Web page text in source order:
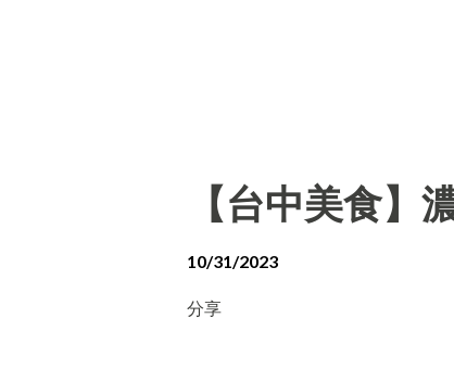
【台中美食】
10/31/2023
分享